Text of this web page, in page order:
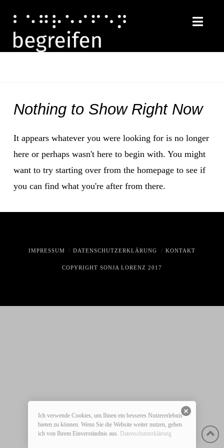
Nothing to Show Right Now
It appears whatever you were looking for is no longer
here or perhaps wasn't here to begin with. You might
want to try starting over from the homepage to see if
you can find what you're after from there.
IMPRESSUM DATENSCHUTZERKLÄRUNG KONTAKT
COPYRIGHT SONJA LORENZ 2017
Ich verwende Cookies, um Ihnen ein besseres Nutzererlebnis
bieten zu können. Wenn Sie die Website weiter nutzen, gehen
ich von Ihrem Einverständnis aus. Datenschutzerklärung